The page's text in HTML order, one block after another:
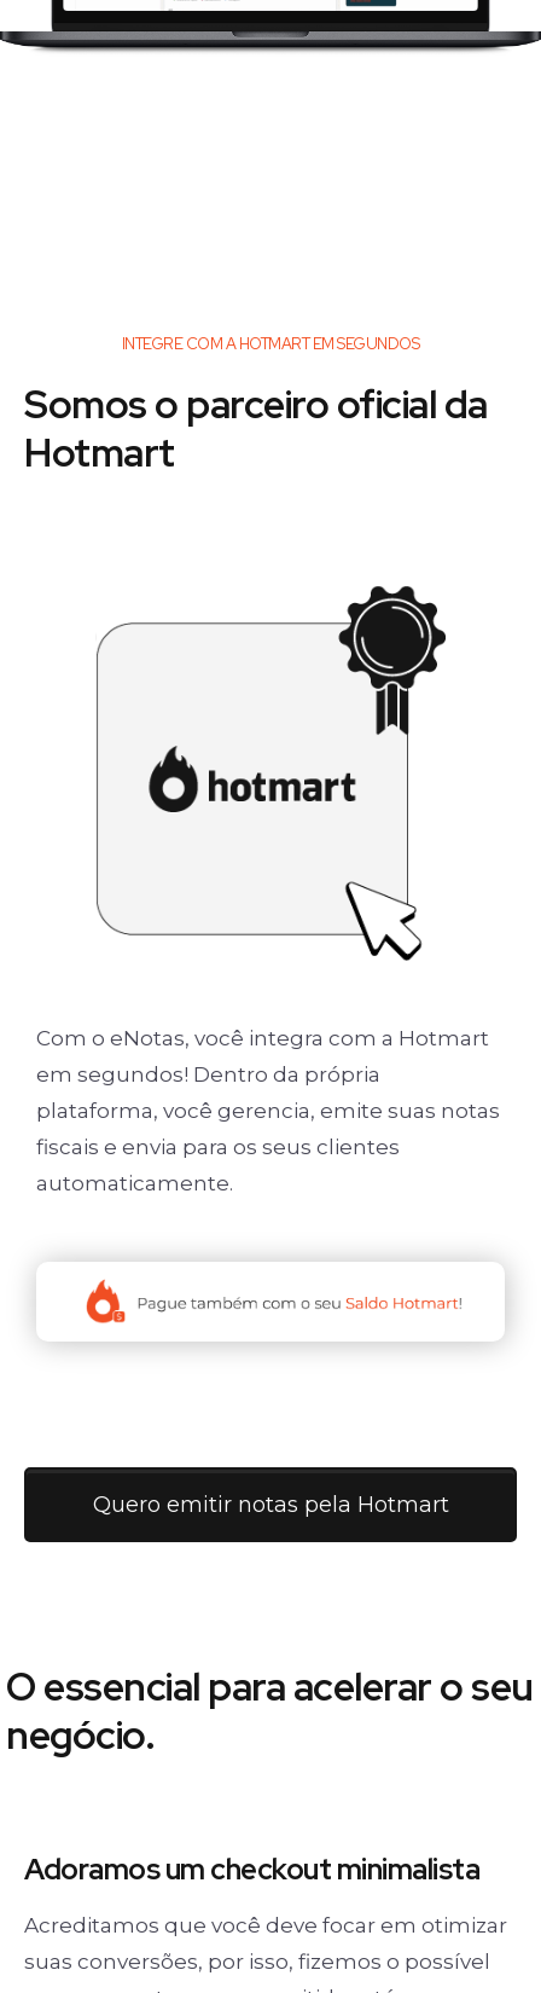
INTEGRE COM A HOTMART EM SEGUNDOS
Somos o parceiro oficial da
Hotmart
Com o eNotas, você integra com a Hotmart
em segundos! Dentro da própria
plataforma, você gerencia, emite suas notas
fiscais e envia para os seus clientes
automaticamente.
Quero emitir notas pela Hotmart
O essencial para acelerar o seu
negócio.
Adoramos umcheckout minimalista
Acreditamos que você deve focar em otimizar
suas conversões, por isso, fizemos o possível